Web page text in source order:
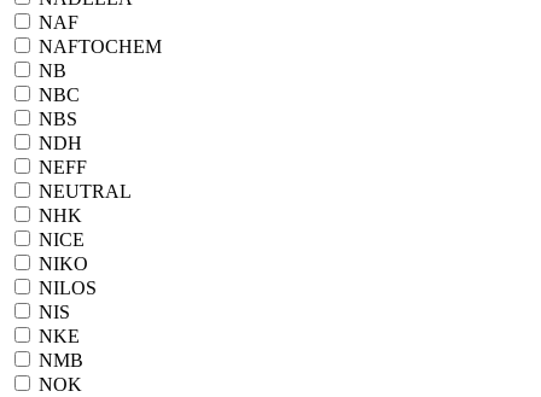
NAF
NAFTOCHEM
NB
NBC
NBS
NDH
NEFF
NEUTRAL
NHK
NICE
NIKO
NILOS
NIS
NKE
NMB
NOK